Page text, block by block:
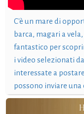
C'è un mare di
barca, magari a
fantastico per
i video selezionati
interessate a
possono inviare una